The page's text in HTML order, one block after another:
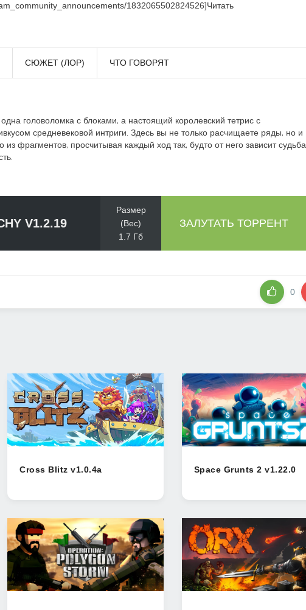
1832065502824526]Читать
СЮЖЕТ (ЛОР) ЧТО ГОВОРЯТ
головоломка с блоками, а настоящий королевский тетрис с
средневековой интриги. Здесь вы не только расчищаете ряды, но и
из фрагментов, просчитывая каждый ход так, будто от него зависит судьба
V1.2.19
Размер
(Вес)
1.7 Гб
ЗАЛУТАТЬ ТОРРЕНТ
0
Cross Blitz v1.0.4a Space Grunts 2 v1.22.0